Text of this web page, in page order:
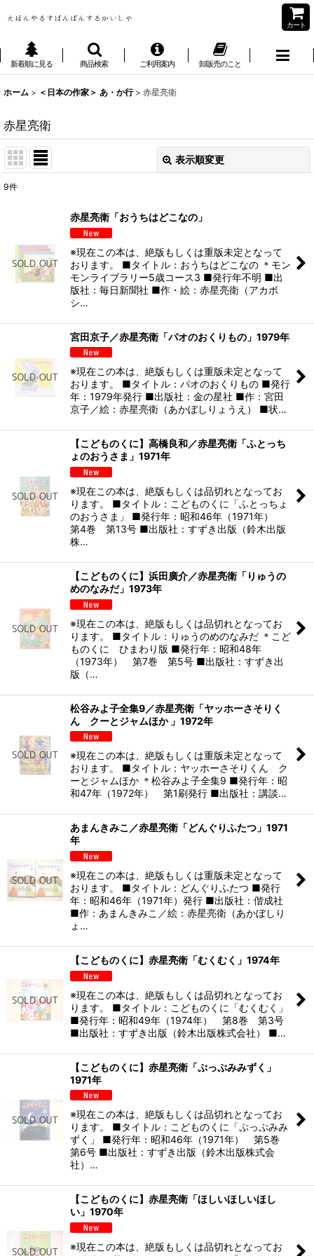
カート
新着順に見る 商品検索 ご利用案内 卸販売のこと
ホーム > ＜日本の作家＞ あ・か行 > 赤星亮衛
赤星亮衛
表示順変更
絞り込む
9件
赤星亮衛「おうちはどこなの」
※現在この本は、絶版もしくは重版未定となって
おります。 ■タイトル：おうちはどこなの ＊モン
モンライブラリー5歳コース3 ■発行年不明 ■出
版社：毎日新聞社 ■作・絵：赤星亮衛（アカボ
シ…
宮田京子／赤星亮衛「パオのおくりもの」1979年
※現在この本は、絶版もしくは重版未定となって
おります。 ■タイトル：パオのおくりもの ■発行
年：1979年発行 ■出版社：金の星社 ■作：宮田
京子／絵：赤星亮衛（あかぼしりょうえ） ■状…
【こどものくに】高橋良和／赤星亮衛「ふとっち
ょのおうさま」1971年
※現在この本は、絶版もしくは品切れとなってお
ります。 ■タイトル：こどものくに「ふとっちょ
のおうさま」 ■発行年：昭和46年（1971年）
第4巻 第13号 ■出版社：すずき出版（鈴木出版
株…
【こどものくに】浜田廣介／赤星亮衛「りゅうの
めのなみだ」1973年
※現在この本は、絶版もしくは品切れとなってお
ります。 ■タイトル：りゅうのめのなみだ ＊こど
ものくに ひまわり版 ■発行年：昭和48年
（1973年） 第7巻 第5号 ■出版社：すずき出
版（…
松谷みよ子全集9／赤星亮衛「ヤッホーさそりく
ん クーとジャムほか 」1972年
※現在この本は、絶版もしくは重版未定となって
おります。 ■タイトル：ヤッホーさそりくん ク
ーとジャムほか ＊松谷みよ子全集9 ■発行年：昭
和47年（1972年） 第1刷発行 ■出版社：講談…
あまんきみこ／赤星亮衛「どんぐりふたつ」1971
年
※現在この本は、絶版もしくは重版未定となって
おります。 ■タイトル：どんぐりふたつ ■発行
年：昭和46年（1971年）発行 ■出版社：偕成社
■作：あまんきみこ／絵：赤星亮衛（あかぼしり
ょ…
【こどものくに】赤星亮衛「むくむく」1974年
※現在この本は、絶版もしくは品切れとなってお
ります。 ■タイトル：こどものくに「むくむく」
■発行年：昭和49年（1974年） 第8巻 第3号
■出版社：すずき出版（鈴木出版株式会社） ■…
【こどものくに】赤星亮衛「ぷっぷみみずく」
1971年
※現在この本は、絶版もしくは品切れとなってお
ります。 ■タイトル：こどものくに「ぷっぷみみ
ずく」 ■発行年：昭和46年（1971年） 第5巻
第6号 ■出版社：すずき出版（鈴木出版株式会
社）…
【こどものくに】赤星亮衛「ほしいほしいほし
い」1970年
※現在この本は、絶版もしくは品切れとなってお